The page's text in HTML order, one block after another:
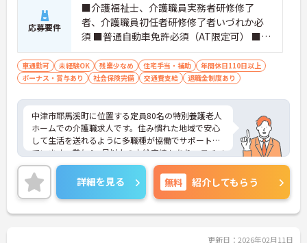
応募要件
■介護福祉士、介護職員実務者研修修了
者、介護職員初任者研修修了者いづれか必
須 ■普通自動車免許必須（AT限定可） ■経
験不問
車通勤可 未経験OK 残業少なめ 住宅手当・補助
年間休日110日以上
ボーナス・賞与あり
社会保険完備 交通費支給 退職金制度あり
中津市耶馬溪町に位置する定員80名の特別養護老人
ホームでの介護職求人です。住み慣れた地域で安心
して生活を送れるように多職種が協働でサポートし
ています。賞与4ヶ月以上の支給実績もあり、モチベ
ーションにも繋がります。年間休日は119日と多め
でワークライフバランスも大切に働ける環境です。
ご興味のある方には、面接対策ポイントなど、さら
に詳細をお話しいたしますのでお気軽にご相談くだ
さい！
詳細を見る 無料 紹介してもらう
更新日：2026年02月11日